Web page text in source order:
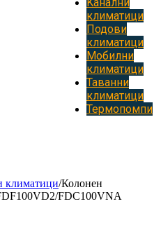
климатици
Подови
климатици
Мобилни
климатици
Таванни
климатици
Термопомпи
климатици/Колонен
FDC100VNA